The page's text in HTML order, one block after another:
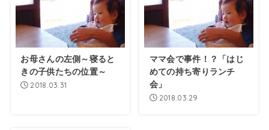
お母さんの左側～寝ると
きの子供たちの位置～
2018.03.31
ママ会で事件！？「はじ
めての持ち寄りランチ
会」
2018.03.29